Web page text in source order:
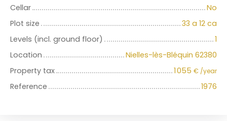
Cellar
No
Plot size
33 a 12 ca
Levels (incl. ground floor)
1
Location
Nielles-lès-Bléquin 62380
Property tax
1 055 € /year
Reference 1976